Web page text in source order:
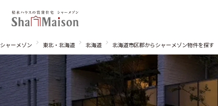
シャーメゾン 東北・北海道 北海道 北海道市区郡からシャーメゾン物件を探す